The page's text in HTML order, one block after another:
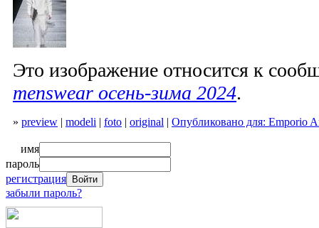
Это изображение относится к
menswear осень-зима 2024.
» preview | modeli | foto | original | Опубликовано для: Emporio
имя
пароль
регистрация
забыли пароль?